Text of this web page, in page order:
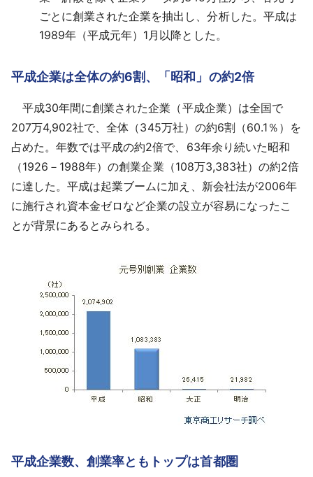
ごとに創業された企業を抽出し、分析した。平成は
1989年（平成元年）1月以降とした。
平成企業は全体の約6割、「昭和」の約2倍
平成30年間に創業された企業（平成企業）は全国で
207万4,902社で、全体（345万社）の約6割（60.1％）を
占めた。年数では平成の約2倍で、63年余り続いた昭和
（1926－1988年）の創業企業（108万3,383社）の約2倍
に達した。平成は起業ブームに加え、新会社法が2006年
に施行され資本金ゼロなど企業の設立が容易になったこ
とが背景にあるとみられる。
平成企業数、創業率ともトップは首都圏